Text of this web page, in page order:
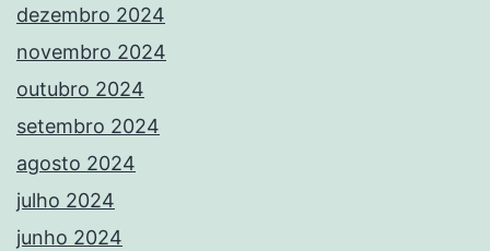
dezembro 2024
novembro 2024
outubro 2024
setembro 2024
agosto 2024
julho 2024
junho 2024